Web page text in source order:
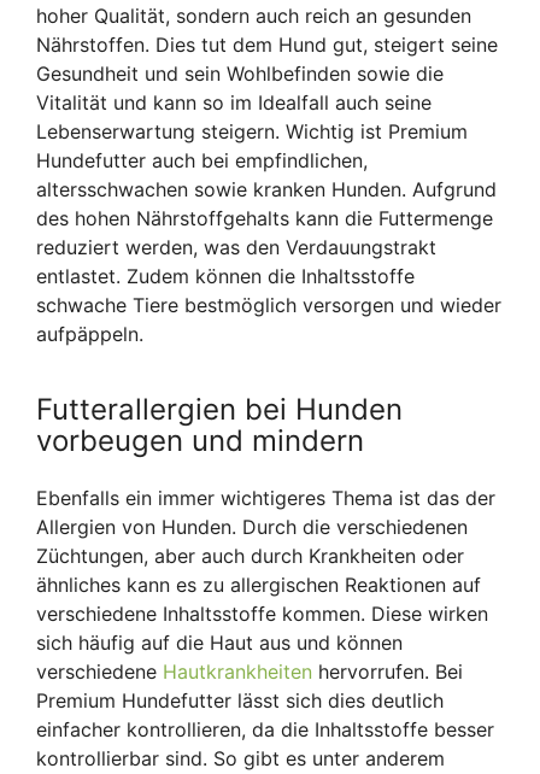
hoher Qualität, sondern auch reich an gesunden
Nährstoffen. Dies tut dem Hund gut, steigert seine
Gesundheit und sein Wohlbefinden sowie die
Vitalität und kann so im Idealfall auch seine
Lebenserwartung steigern. Wichtig ist Premium
Hundefutter auch bei empfindlichen,
altersschwachen sowie kranken Hunden. Aufgrund
des hohen Nährstoffgehalts kann die Futtermenge
reduziert werden, was den Verdauungstrakt
entlastet. Zudem können die Inhaltsstoffe
schwache Tiere bestmöglich versorgen und wieder
aufpäppeln.
Futterallergien bei Hunden
vorbeugen und mindern
Ebenfalls ein immer wichtigeres Thema ist das der
Allergien von Hunden. Durch die verschiedenen
Züchtungen, aber auch durch Krankheiten oder
ähnliches kann es zu allergischen Reaktionen auf
verschiedene Inhaltsstoffe kommen. Diese wirken
sich häufig auf die Haut aus und können
verschiedene Hautkrankheiten hervorrufen. Bei
Premium Hundefutter lässt sich dies deutlich
einfacher kontrollieren, da die Inhaltsstoffe besser
kontrollierbar sind. So gibt es unter anderem